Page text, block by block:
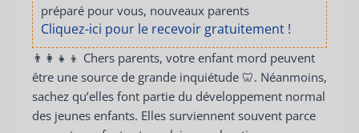
préparé pour vous, nouveaux parents
Cliquez-ici pour le recevoir gratuitement !
👨‍👩‍👧‍👦 Chers parents, votre enfant mord peuvent
être une source de grande inquiétude 🦷. Néanmoins,
sachez qu’elles font partie du développement normal
des jeunes enfants. Elles surviennent souvent parce